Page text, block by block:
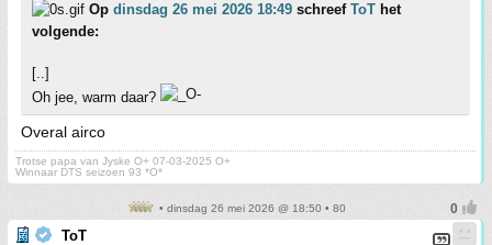
Op dinsdag 26 mei 2026 18:49 schreef ToT het
volgende:
[..]
Oh jee, warm daar?
Overal airco
Trotse papa van Jyske O+ 07-03-2025 O+
Winnaar DTS seizoen 93 *O*
• dinsdag 26 mei 2026 @ 18:50 • 80
ToT